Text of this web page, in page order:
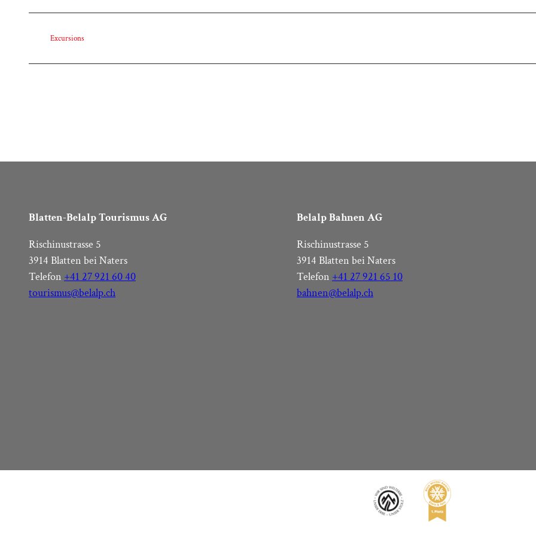
Excursions
Blatten-Belalp Tourismus AG
Rischinustrasse 5
3914 Blatten bei Naters
Telefon +41 27 921 60 40
tourismus@belalp.ch
Belalp Bahnen AG
Rischinustrasse 5
3914 Blatten bei Naters
Telefon +41 27 921 65 10
bahnen@belalp.ch